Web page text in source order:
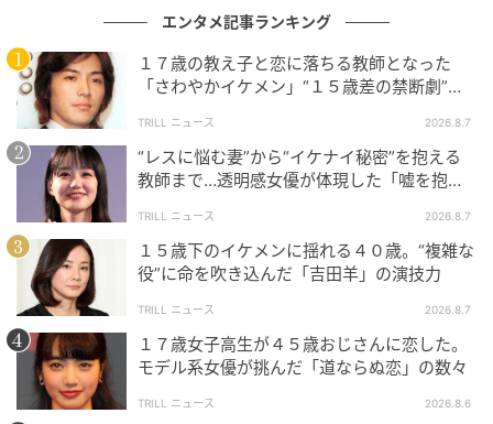
のまま声の出し方に出ている。完成された歌い手では
なく、いまこの瞬間に走っている歌い手の声だ。
余韻で浸らせない断ち切りの潔さ
Bメロ終わりに「BREAK OUT!」と、唐突に走り終わる
潔さは、引きずらない快さでもある。余韻で聴き手を
たっぷり浸らせるという親切心を、この曲は持ってい
ない。走り切ったらそれで終わりだ。最後の音が断ち
切られたとき、聴き手は走っていた自分の呼吸だけを
手元に残される。
フェードアウトで気持ちよく着地させる選択肢も、最
エンタメ記事ランキング
１７歳の教え子と恋に落ちる教師となった
「さわやかイケメン」“１５歳差の禁断劇”が
TRILL ニュース 2026.8.7
“レスに悩む妻”から“イケナイ秘密”を抱える
教師まで…透明感女優が体現した「嘘を抱え
TRILL ニュース 2026.8.7
１５歳下のイケメンに揺れる４０歳。“複雑な
役”に命を吹き込んだ「吉田羊」の演技力
TRILL ニュース 2026.8.7
１７歳女子高生が４５歳おじさんに恋した。
モデル系女優が挑んだ「道ならぬ恋」の数々
TRILL ニュース 2026.8.6